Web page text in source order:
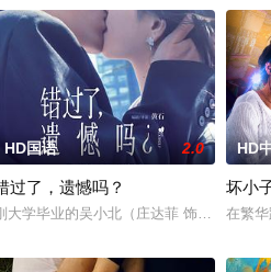
his son, bec
HD国语 2.0
过了，遗憾吗？
大学毕业的吴小北（庄达菲 饰）被初恋
HD
坏小
在繁